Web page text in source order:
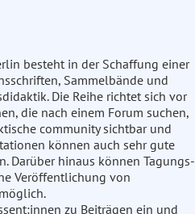
besteht in der Schaffung einer
Sammelbände und
Die Reihe richtet sich vor
die nach einem Forum suchen,
community sichtbar und
können auch sehr gute
Darüber hinaus können Tagungs-
Veröffentlichung von
zu Beiträgen ein und